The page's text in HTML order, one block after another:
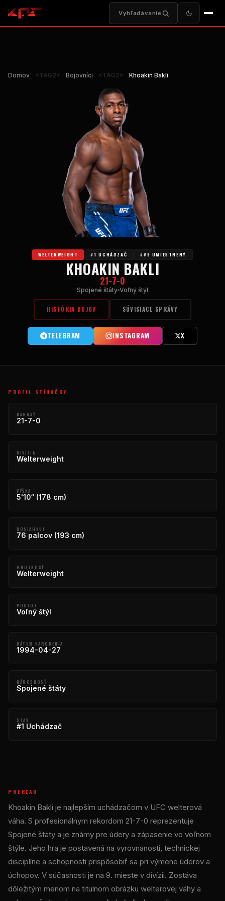
Vyhľadávanie
Domov <TAG2> Bojovníci <TAG2> Khoakin Bakli
WELTERWEIGHT #1 UCHÁDZAČ ##9 UMIESTNENÝ
KHOAKIN BAKLI
21-7-0
Spojené štáty Voľný štýl
HISTÓRIA BOJOV SÚVISIACE SPRÁVY
TELEGRAM INSTAGRAM X
PROFIL STÍHAČKY
NAHRAŤ
21-7-0
DIVÍZIA
Welterweight
VÝŠKA
5'10“ (178 cm)
DOSIAHNUŤ
76 palcov (193 cm)
HMOTNOSŤ
Welterweight
POSTOJ
Voľný štýl
DÁTUM NARODENIA
1994-04-27
NÁRODNOSŤ
Spojené štáty
STAV
#1 Uchádzač
PREHĽAD
Khoakin Bakli je najlepším uchádzačom v UFC welterová
váha. S profesionálnym rekordom 21-7-0 reprezentuje
Spojené štáty a je známy pre údery a zápasenie vo voľnom
štýle. Jeho hra je postavená na vyrovnanosti, technickej
disciplíne a schopnosti prispôsobiť sa pri výmene úderov a
úchopov. V súčasnosti je na 9. mieste v divízii. Zostáva
dôležitým menom na titulnom obrázku welterovej váhy a